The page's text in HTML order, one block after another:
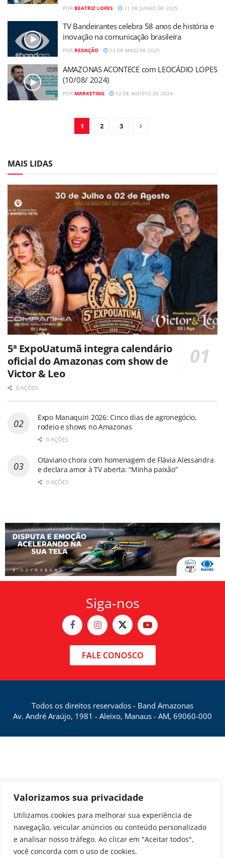
Valorizamos sua privacidade
Utilizamos cookies para melhorar sua experiência de
navegação, veicular anúncios ou conteúdo personalizado
e analisar nosso tráfego. Ao clicar em "Aceitar todos",
você concorda com o uso de cookies.
POR BEATRIZ LOPES 11 DE JUNHO DE 2025
TV Bandeirantes celebra 58 anos de história e
inovação na comunicação brasileira
POR REDAÇÃO 13 DE MAIO DE 2025
AMAZONAS ACONTECE com LEOCÁDIO LOPES
(10/08/ 2024)
POR MARKETING 12 DE AGOSTO DE 2024
1 2 3
MAIS LIDAS
5ª ExpoUatumã integra calendário
oficial do Amazonas com show de
Victor & Leo
0 AÇÕES
Expo Manaquiri 2026: Cinco dias de agronegócio,
rodeio e shows no Amazonas
0 AÇÕES
Otaviano chora com homenagem de Flávia Alessandra
e declara amor à TV aberta: “Minha paixão”
0 AÇÕES
Siga-nos
FALE CONOSCO
Todos os direitos reservados - Band Amazonas
Av. André Araújo, 1981 - Aleixo, Manaus - AM, 69060-000